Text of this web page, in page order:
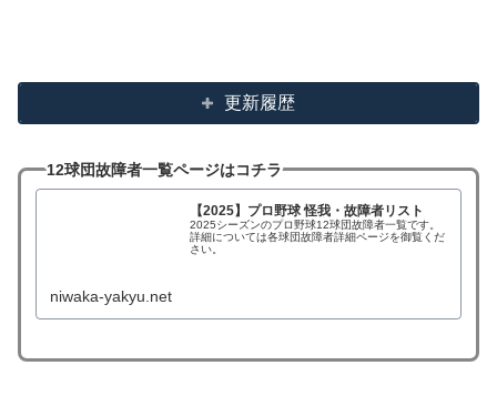
更新履歴
12球団故障者一覧ページはコチラ
【2025】プロ野球 怪我・故障者リスト
2025シーズンのプロ野球12球団故障者一覧です。
詳細については各球団故障者詳細ページを御覧くだ
さい。
niwaka-yakyu.net